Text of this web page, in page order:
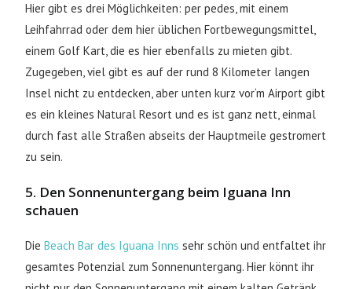
Hier gibt es drei Möglichkeiten: per pedes, mit einem
Leihfahrrad oder dem hier üblichen Fortbewegungsmittel,
einem Golf Kart, die es hier ebenfalls zu mieten gibt.
Zugegeben, viel gibt es auf der rund 8 Kilometer langen
Insel nicht zu entdecken, aber unten kurz vor‘m Airport gibt
es ein kleines Natural Resort und es ist ganz nett, einmal
durch fast alle Straßen abseits der Hauptmeile gestromert
zu sein.
5. Den Sonnenuntergang beim Iguana Inn
schauen
DieBeach Bar des Iguana Inns sehr schön und entfaltet ihr
gesamtes Potenzial zum Sonnenuntergang. Hier könnt ihr